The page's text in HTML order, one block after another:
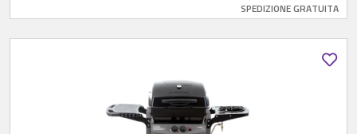
SPEDIZIONE GRATUITA